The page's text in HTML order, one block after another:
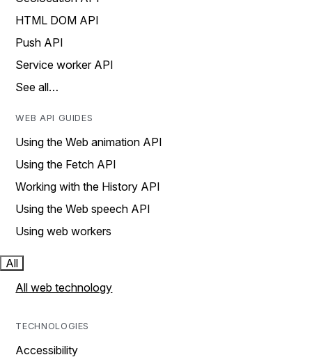
HTML DOM API
Push API
Service worker API
See all…
WEB API GUIDES
Using the Web animation API
Using the Fetch API
Working with the History API
Using the Web speech API
Using web workers
All
All web technology
TECHNOLOGIES
Accessibility